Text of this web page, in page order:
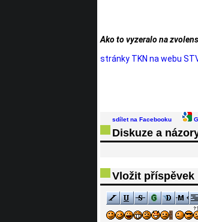
Ako to vyzeralo na
stránky TKN na webu
sdílet na Facebooku
Diskuze a
Vložit příspěvek